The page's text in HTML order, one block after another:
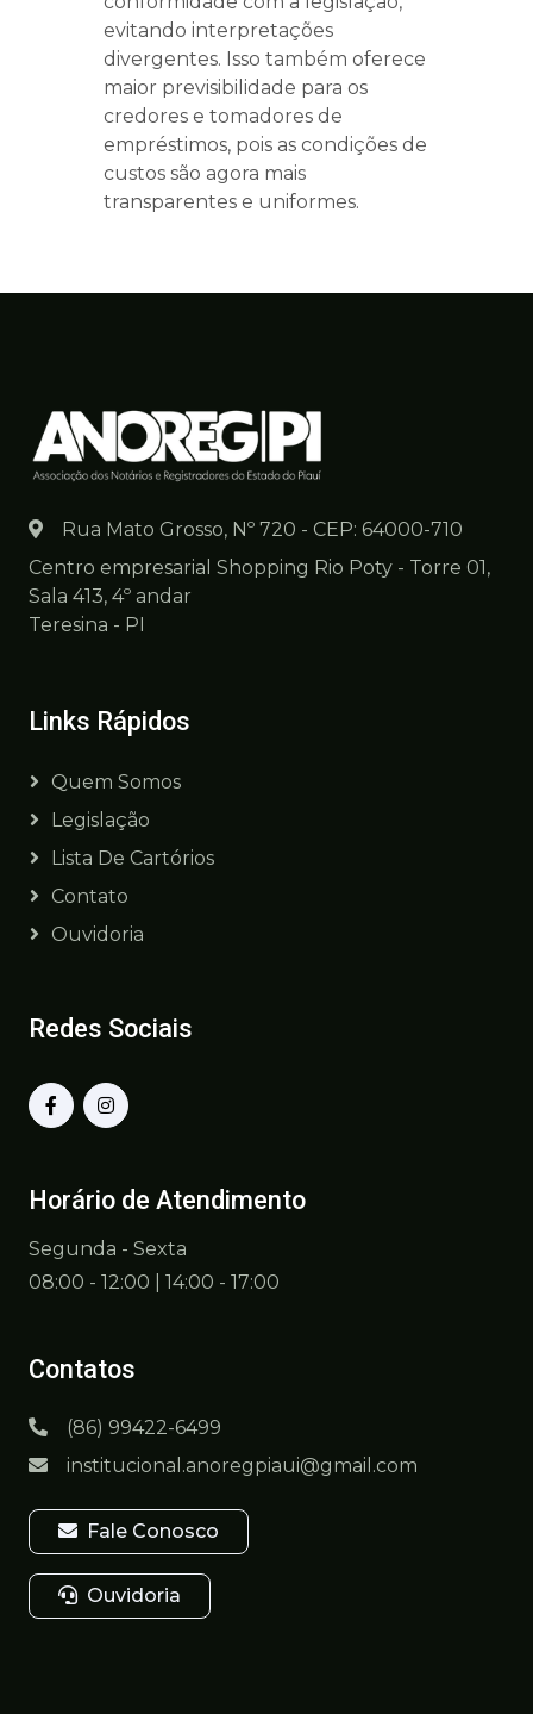
evitando interpretações
divergentes. Isso também oferece
maior previsibilidade para os
credores e tomadores de
empréstimos, pois as condições de
custos são agora mais
transparentes e uniformes.
Rua Mato Grosso, Nº 720 - CEP: 64000-710
Centro empresarial Shopping Rio Poty - Torre 01,
Sala 413, 4º andar
Teresina - PI
Links Rápidos
Quem Somos
Legislação
Lista De Cartórios
Contato
Ouvidoria
Redes Sociais
Horário de Atendimento
Segunda - Sexta
08:00 - 12:00 | 14:00 - 17:00
Contatos
(86) 99422-6499
institucional.anoregpiaui@gmail.com
Fale Conosco
Ouvidoria